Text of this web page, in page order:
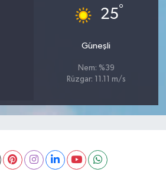
25°
Güneşli
Nem: %39
Rüzgar: 11.11 m/s